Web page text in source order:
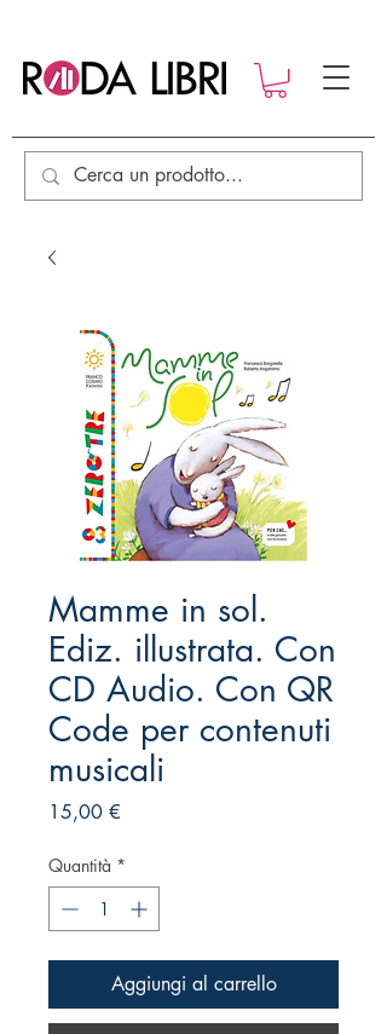
Mamme in sol.
Ediz. illustrata. Con
CD Audio. Con QR
Code per contenuti
musicali
15,00 €Prezzo
Quantità *
Aggiungi al carrello